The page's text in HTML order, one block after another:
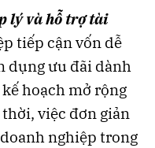
lý và hỗ trợ tài
tiếp cận vốn dễ
dụng ưu đãi dành
hoạch mở rộng
việc đơn giản
nghiệp trong